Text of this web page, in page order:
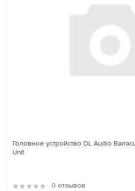
Головное устройство DL Audio
Unit
0 отзывов